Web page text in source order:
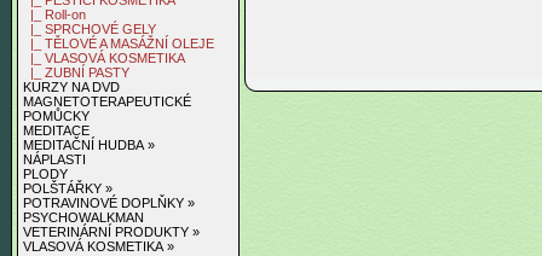
|_ Roll-on
|_ SPRCHOVÉ GELY
|_ TĚLOVÉ A MASÁŽNÍ OLEJE
|_ VLASOVÁ KOSMETIKA
|_ ZUBNÍ PASTY
KURZY NA DVD
MAGNETOTERAPEUTICKÉ
POMŮCKY
MEDITACE
MEDITAČNÍ HUDBA »
NÁPLASTI
PLODY
POLŠTÁŘKY »
POTRAVINOVÉ DOPLŇKY »
PSYCHOWALKMAN
VETERINÁRNÍ PRODUKTY »
VLASOVÁ KOSMETIKA »